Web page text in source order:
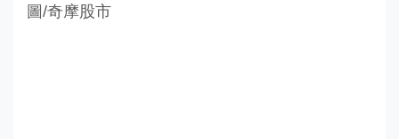
圖/奇摩股市